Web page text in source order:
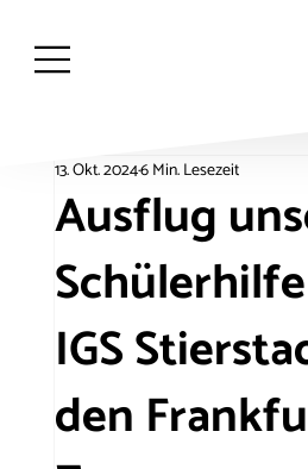
Ausflug
IGS
den
13. Okt. 20246 Min. Lesezeit